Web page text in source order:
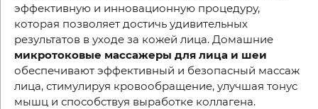
эффективную и инновационную процедуру,
которая позволяет достичь удивительных
результатов в уходе за кожей лица. Домашние
микротоковые массажеры для лица и шеи
обеспечивают эффективный и безопасный массаж
лица, стимулируя кровообращение, улучшая тонус
мышц и способствуя выработке коллагена.